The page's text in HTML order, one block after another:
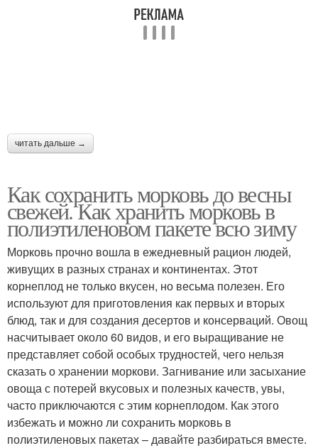
читать дальше →
Как сохранить морковь до весны
свежей. Как хранить морковь в
полиэтиленовом пакете всю зиму
Морковь прочно вошла в ежедневный рацион людей,
живущих в разных странах и континентах. Этот
корнеплод не только вкусен, но весьма полезен. Его
используют для приготовления как первых и вторых
блюд, так и для создания десертов и консерваций. Овощ
насчитывает около 60 видов, и его выращивание не
представляет собой особых трудностей, чего нельзя
сказать о хранении моркови. Загнивание или засыхание
овоща с потерей вкусовых и полезных качеств, увы,
часто приключаются с этим корнеплодом. Как этого
избежать и можно ли сохранить морковь в
полиэтиленовых пакетах – давайте разбираться вместе.